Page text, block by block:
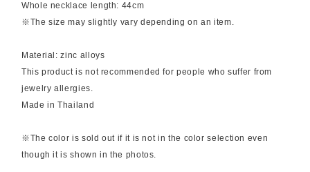
Whole necklace length: 44cm
※The size may slightly vary depending on an item.
Material: zinc alloys
This product is not recommended for people who suffer from
jewelry allergies.
Made in Thailand
※The color is sold out if it is not in the color selection even
though it is shown in the photos.